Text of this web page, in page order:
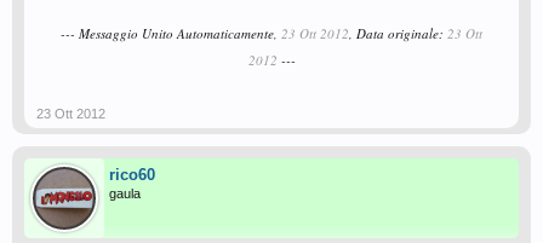
--- Messaggio Unito Automaticamente, 23 Ott 2012, Data originale: 23 Ott
2012 ---
23 Ott 2012
rico60
gaula